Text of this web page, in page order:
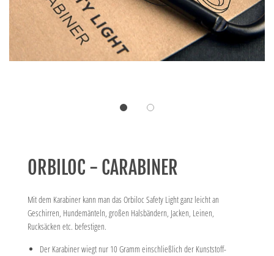
ORBILOC - CARABINER
Mit dem Karabiner kann man das Orbiloc Safety Light ganz leicht an
Geschirren, Hundemänteln, großen Halsbändern, Jacken, Leinen,
Rucksäcken etc. befestigen.
Der Karabiner wiegt nur 10 Gramm einschließlich der Kunststoff-